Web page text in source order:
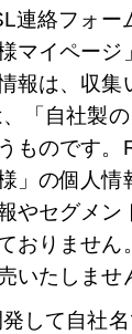
連絡フォー
マイページ
報は、収集
「自社製
ものです。
」の個人情
やセグメン
おりません
いたしませ
して自社